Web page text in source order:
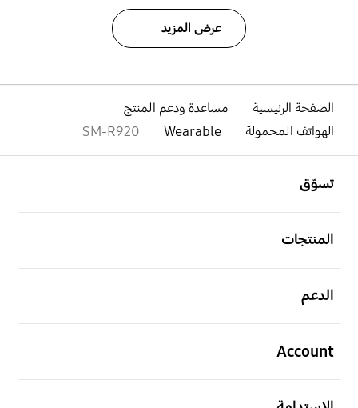
عرض المزيد
الصفحة الرئيسية
مساعدة ودعم المنتج
الهواتف المحمولة
Wearable
SM-R920
تسوّق
المنتجات
الدعم
Account